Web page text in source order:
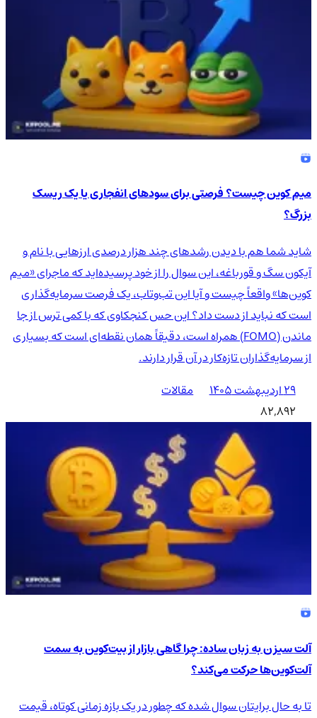
میم کوین چیست؟ فرصتی برای سودهای انفجاری یا یک ریسک
بزرگ؟
شاید شما هم با دیدن رشدهای چند هزار درصدی ارزهایی با نام و
آیکون سگ و قورباغه، این سوال را از خود پرسیده‌اید که ماجرای «میم
کوین‌ها» واقعاً چیست و آیا این تب‌وتاب، یک فرصت سرمایه‌گذاری
است که نباید از دست داد؟ این حس کنجکاوی که با کمی ترس از جا
ماندن (FOMO) همراه است، دقیقاً همان نقطه‌ای است که بسیاری
از سرمایه‌گذاران تازه‌کار در آن قرار دارند.
۲۹ اردیبهشت ۱۴۰۵
مقالات
82,892
آلت سیزن به زبان ساده: چرا گاهی بازار از بیت‌کوین به سمت
آلت‌کوین‌ها حرکت می‌کند؟
تا به حال برایتان سوال شده که چطور در یک بازه زمانی کوتاه، قیمت